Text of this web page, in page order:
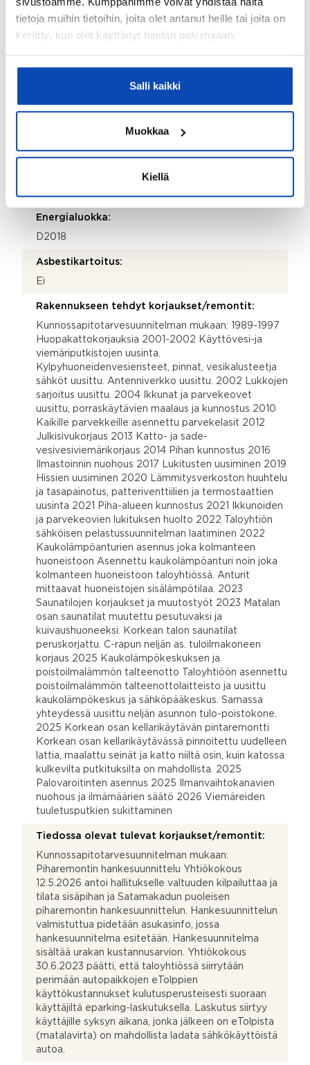
tietoja muihin tietoihin, joita olet antanut heille tai joita on
kerätty, kun olet käyttänyt heidän palvelujaan.
Salli kaikki
Muokkaa
Kiellä
Taloyhtiössä sauna:
Taloyhtiössä on:
Väestönsuoja, kuivaushuone, kellarikomero,
pyörävarasto ja jäähdytetty kellari
31 kpl
Onko kohteesta energiatodistusta?:
Energialuokka:
D2018
Asbestikartoitus:
Ei
Rakennukseen tehdyt korjaukset/remontit:
Kunnossapitotarvesuunnitelman mukaan: 1989-1997
Huopakattokorjauksia 2001-2002 Käyttövesi-ja
viemäriputkistojen uusinta.
Kylpyhuoneidenvesieristeet, pinnat, vesikalusteetja
sähköt uusittu. Antenniverkko uusittu. 2002 Lukkojen
sarjoitus uusittu. 2004 Ikkunat ja parvekeovet
uusittu, porraskäytävien maalaus ja kunnostus 2010
Kaikille parvekkeille asennettu parvekelasit 2012
Julkisivukorjaus 2013 Katto- ja sade-
vesivesiviemärikorjaus 2014 Pihan kunnostus 2016
Ilmastoinnin nuohous 2017 Lukitusten uusiminen 2019
Hissien uusiminen 2020 Lämmitysverkoston huuhtelu
ja tasapainotus, patteriventtiilien ja termostaattien
uusinta 2021 Piha-alueen kunnostus 2021 Ikkunoiden
ja parvekeovien lukituksen huolto 2022 Taloyhtiön
sähköisen pelastussuunnitelman laatiminen 2022
Kaukolämpöanturien asennus joka kolmanteen
huoneistoon Asennettu kaukolämpöanturi noin joka
kolmanteen huoneistoon taloyhtiössä. Anturit
mittaavat huoneistojen sisälämpötilaa. 2023
Saunatilojen korjaukset ja muutostyöt 2023 Matalan
osan saunatilat muutettu pesutuvaksi ja
kuivaushuoneeksi. Korkean talon saunatilat
peruskorjattu. C-rapun neljän as. tuloilmakoneen
korjaus 2025 Kaukolämpökeskuksen ja
poistoilmalämmön talteenotto Taloyhtiöön asennettu
poistoilmalämmön talteenottolaitteisto ja uusittu
kaukolämpökeskus ja sähköpääkeskus. Samassa
yhteydessä uusittu neljän asunnon tulo-poistokone.
2025 Korkean osan kellarikäytävän pintaremontti
Korkean osan kellarikäytävässä pinnoitettu uudelleen
lattia, maalattu seinät ja katto niiltä osin, kuin katossa
kulkevilta putkituksilta on mahdollista. 2025
Palovaroitinten asennus 2025 Ilmanvaihtokanavien
nuohous ja ilmämäärien säätö 2026 Viemäreiden
tuuletusputkien sukittaminen
Tiedossa olevat tulevat korjaukset/remontit:
Kunnossapitotarvesuunnitelman mukaan:
Piharemontin hankesuunnittelu Yhtiökokous
12.5.2026 antoi hallitukselle valtuuden kilpailuttaa ja
tilata sisäpihan ja Satamakadun puoleisen
piharemontin hankesuunnittelun. Hankesuunnittelun
valmistuttua pidetään asukasinfo, jossa
hankesuunnitelma esitetään. Hankesuunnitelma
sisältää urakan kustannusarvion. Yhtiökokous
30.6.2023 päätti, että taloyhtiössä siirrytään
perimään autopaikkojen eTolppien
käyttökustannukset kulutusperusteisesti suoraan
käyttäjiltä eparking-laskutuksella. Laskutus siirtyy
käyttäjille syksyn aikana, jonka jälkeen on eTolpista
(matalavirta) on mahdollista ladata sähkökäyttöistä
autoa.